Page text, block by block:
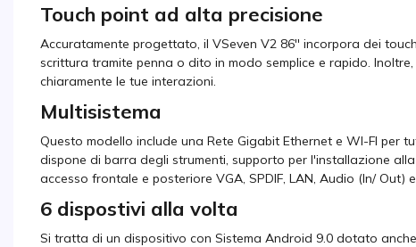
Touch point ad alta precisione
Accuratamente progettato, il VSeven V2 86'' incorpora dei
scrittura tramite penna o dito in modo semplice e rapido.
chiaramente le tue interazioni.
Multisistema
Questo modello include una Rete Gigabit Ethernet e WI-FI per
dispone di barra degli strumenti, supporto per l'installazione
accesso frontale e posteriore VGA, SPDIF, LAN, Audio (In/ Out)
6 dispostivi alla volta
Si tratta di un dispositivo con Sistema Android 9.0 dotato